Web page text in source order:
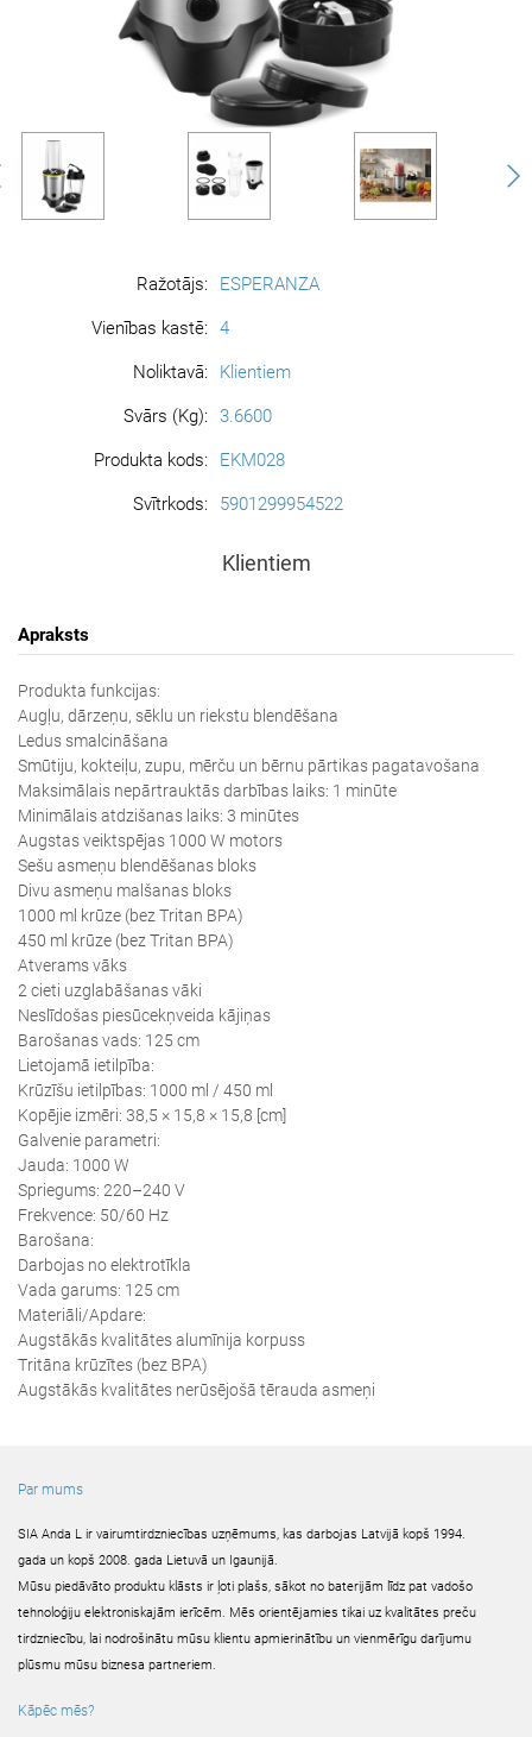
Ražotājs: ESPERANZA
Vienības kastē: 4
Noliktavā: Klientiem
Svārs (Kg): 3.6600
Produkta kods: EKM028
Svītrkods: 5901299954522
Klientiem
Apraksts
Produkta funkcijas:
Augļu, dārzeņu, sēklu un riekstu blendēšana
Ledus smalcināšana
Smūtiju, kokteiļu, zupu, mērču un bērnu pārtikas pagatavošana
Maksimālais nepārtrauktās darbības laiks: 1 minūte
Minimālais atdzišanas laiks: 3 minūtes
Augstas veiktspējas 1000 W motors
Sešu asmeņu blendēšanas bloks
Divu asmeņu malšanas bloks
1000 ml krūze (bez Tritan BPA)
450 ml krūze (bez Tritan BPA)
Atverams vāks
2 cieti uzglabāšanas vāki
Neslīdošas piesūcekņveida kājiņas
Barošanas vads: 125 cm
Lietojamā ietilpība:
Krūzīšu ietilpības: 1000 ml / 450 ml
Kopējie izmēri: 38,5 × 15,8 × 15,8 [cm]
Galvenie parametri:
Jauda: 1000 W
Spriegums: 220–240 V
Frekvence: 50/60 Hz
Barošana:
Darbojas no elektrotīkla
Vada garums: 125 cm
Materiāli/Apdare:
Augstākās kvalitātes alumīnija korpuss
Tritāna krūzītes (bez BPA)
Augstākās kvalitātes nerūsējošā tērauda asmeņi
Par mums
SIA Anda L ir vairumtirdzniecības uzņēmums, kas darbojas Latvijā kopš 1994.
gada un kopš 2008. gada Lietuvā un Igaunijā.
Mūsu piedāvāto produktu klāsts ir ļoti plašs, sākot no baterijām līdz pat vadošo
tehnoloģiju elektroniskajām ierīcēm. Mēs orientējamies tikai uz kvalitātes preču
tirdzniecību, lai nodrošinātu mūsu klientu apmierinātību un vienmērīgu darījumu
plūsmu mūsu biznesa partneriem.
Kāpēc mēs?